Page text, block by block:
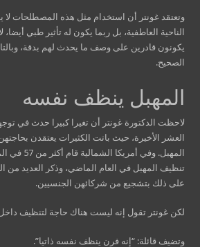
وتعتقد غونتر أن استخدام مثل هذه المصطلحات
الناحية العاطفية، بل ربما يكون له تأثير طبي
يكونون قادرين على وصف ما يحدث لهم بدقة،
الصحيح.
المهبل ينظف نفسه
لاحظت الدكتورة غونتر أن تغيرا كبيرا حدث في
العشر الأخيرة، حيث باتت الكثيرات يعتقدن
المهبل. وفي
تنظيف المهبل في العام الماضي، وذكر العديد من
على ذلك بتشجيع من شركائهن الجنسيين.
لكن غونتر تقول إنه ليست هناك حاجة لتنظيف
وتضيف قائلة: “إنه فرن ينظف نفسه ذاتيا”.